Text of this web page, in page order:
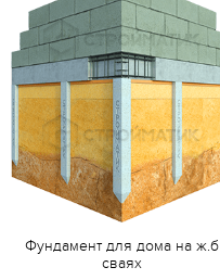
Фундамент для дома на ж.б
сваях